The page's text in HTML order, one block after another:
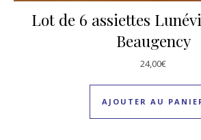
Lot de 6 assiettes
Beaugency
24,00€
AJOUTER AU